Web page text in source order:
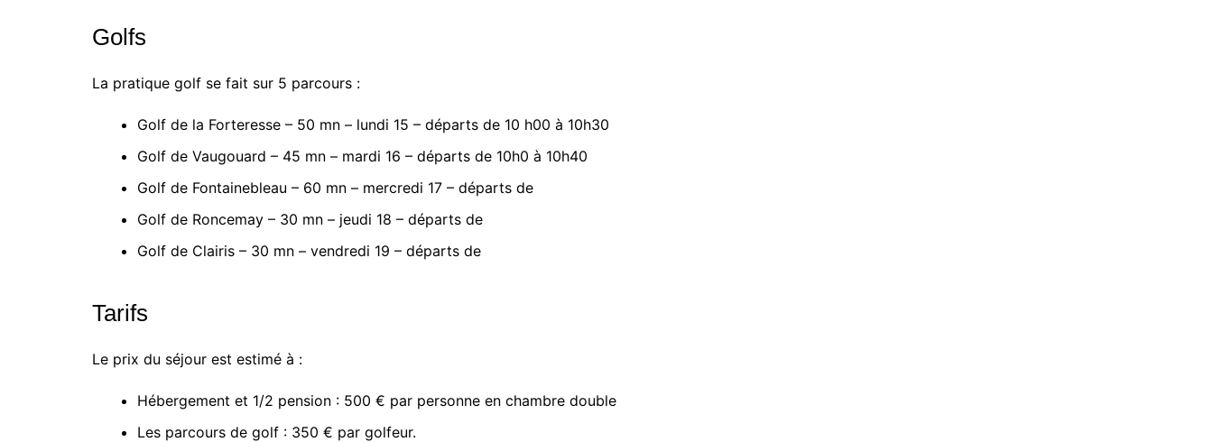
Golfs
La pratique golf se fait sur 5 parcours :
Golf de la Forteresse – 50 mn – lundi 15 – départs de 10 h00 à 10h30
Golf de Vaugouard – 45 mn – mardi 16 – départs de 10h0 à 10h40
Golf de Fontainebleau – 60 mn – mercredi 17 – départs de
Golf de Roncemay – 30 mn – jeudi 18 – départs de
Golf de Clairis – 30 mn – vendredi 19 – départs de
Tarifs
Le prix du séjour est estimé à :
Hébergement et 1/2 pension : 500 € par personne en chambre double
Les parcours de golf : 350 € par golfeur.